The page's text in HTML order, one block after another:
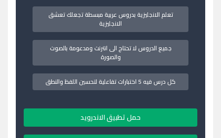
تعلم الانجليزية بدروس عربية مبسطة تجعلك تعشق
الانجليزية
جميع الدروس لا تحتاج الى انترنت ومدعومة بالصوت
والصورة
كل درس فيه 5 اختبارات تفاعلية لتحسين اللفظ والنطق
حمل تطبيق الاندرويد